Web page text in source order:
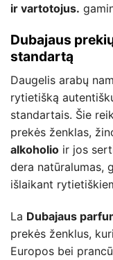
ir vartotojus.
Dubajaus
standartą
Daugelis arabų
rytietišką
standartais. Šie
prekės ženklas,
alkoholio ir jos
dera natūralumas,
išlaikant
La Dubajaus
prekės ženklus,
Europos bei